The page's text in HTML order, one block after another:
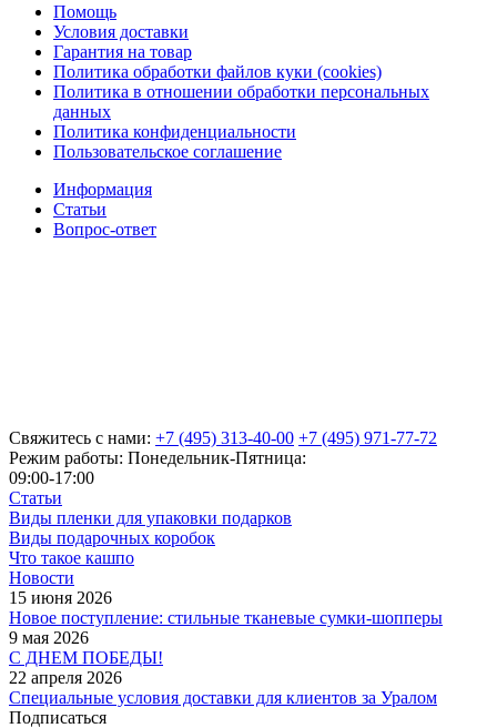
Помощь
Условия доставки
Гарантия на товар
Политика обработки файлов куки (cookies)
Политика в отношении обработки персональных
данных
Политика конфиденциальности
Пользовательское соглашение
Информация
Статьи
Вопрос-ответ
Свяжитесь с нами: +7 (495) 313-40-00 +7 (495) 971-77-72
Режим работы: Понедельник-Пятница:
09:00-17:00
Статьи
Виды пленки для упаковки подарков
Виды подарочных коробок
Что такое кашпо
Новости
15 июня 2026
Новое поступление: стильные тканевые сумки-шопперы
9 мая 2026
С ДНЕМ ПОБЕДЫ!
22 апреля 2026
Специальные условия доставки для клиентов за Уралом
Подписаться